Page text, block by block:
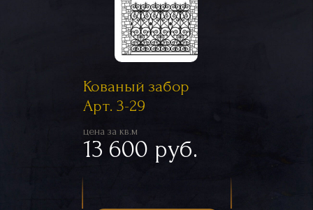
Кованый забор
Арт. 3-29
цена за кв.м
13 600 руб.